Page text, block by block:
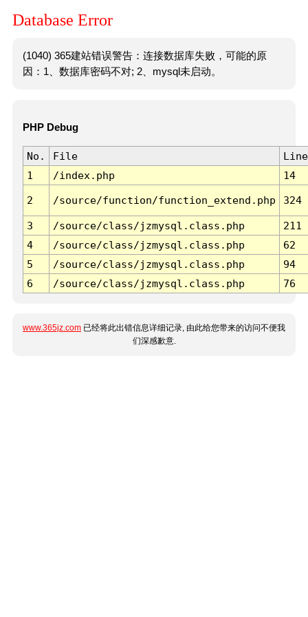
Database Error
(1040) 365建站错误警告：连接数据库失败，可能的原
因：1、数据库密码不对; 2、mysql未启动。
PHP Debug
No. File
Line
1
/index.php 14
2 /source/function/function_extend.php 324
3 /source/class/jzmysql.class.php
211
4
/source/class/jzmysql.class.php
62
5
/source/class/jzmysql.class.php
94
6
/source/class/jzmysql.class.php 76
www.365jz.com 已经将此出错信息详细记录, 由此给您带来的访问不便我
们深感歉意.